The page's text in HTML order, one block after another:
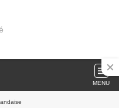
MENU